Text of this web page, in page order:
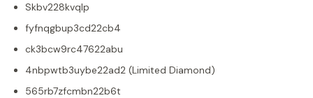
Skbv228kvqlp
fyfnqgbup3cd22cb4
ck3bcw9rc47622abu
4nbpwtb3uybe22ad2 (Limited Diamond)
565rb7zfcmbn22b6t